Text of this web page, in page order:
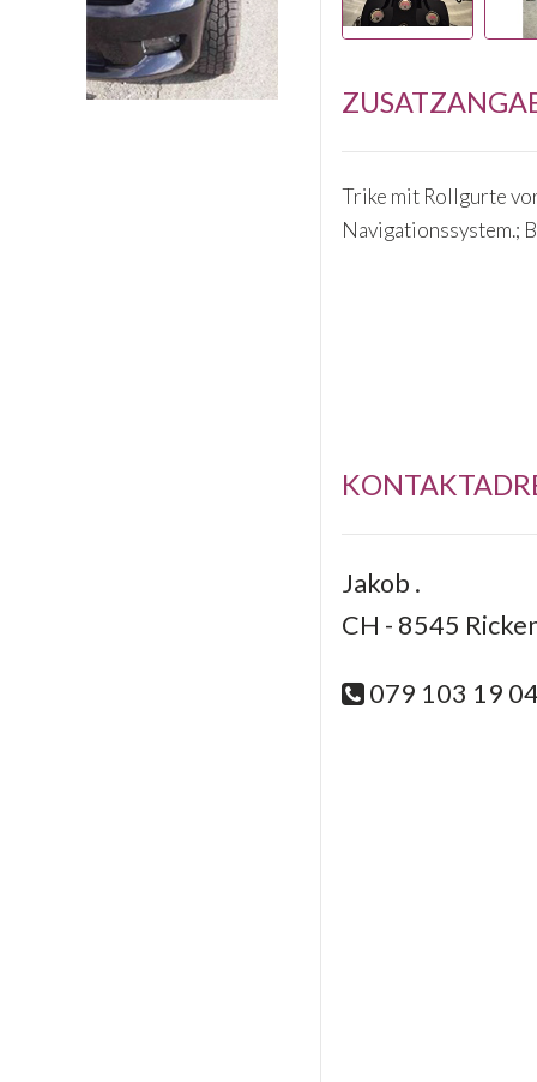
Trike mit Rollgurte
Navigationssystem.;
Jakob .
CH - 8545
079 103 19